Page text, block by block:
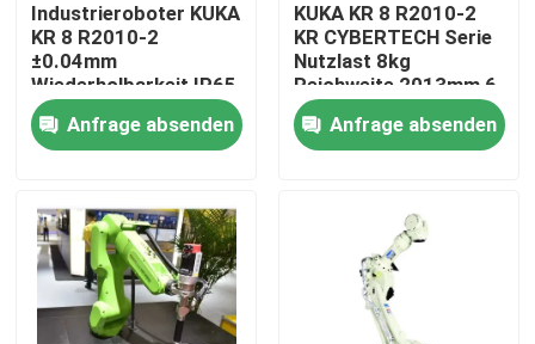
Zu Hause
Produkte
Videos
Industrieroboter KUKA
KR 8 R2010-2
±0.04mm
Wiederholbarkeit IP65
6 Achsen
Bogenschweißroboter
und KR C4 KR C5 KR
Anfrage absenden
KUKA KR 8 R2010-2
KR CYBERTECH Serie
Nutzlast 8kg
Reichweite 2013mm 6
Achsen
Industrieroboter TBi
RM2 Roboter
Anfrage absenden